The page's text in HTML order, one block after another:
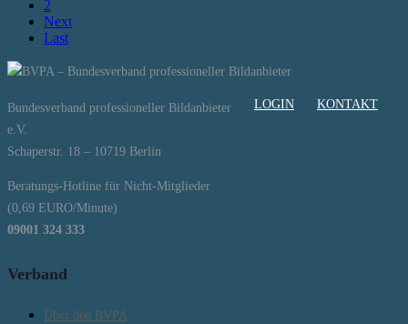
2
Next
Last
KONTAKT
LOGIN
Bundesverband professioneller Bildanbieter
e.V.
Schaperstr. 18 – 10719 Berlin
Beratungs-Hotline für Nicht-Mitglieder
(0,69 EURO/Minute)
09001 324 333
Verband
Über den BVPA